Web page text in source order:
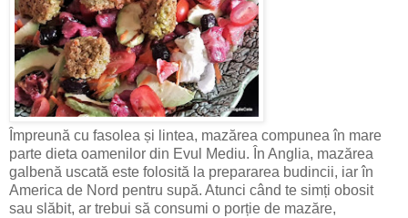
Împreună cu fasolea și lintea, mazărea compunea în mare
parte dieta oamenilor din Evul Mediu. În Anglia, mazărea
galbenă uscată este folosită la prepararea budincii, iar în
America de Nord pentru supă. Atunci când te simți obosit
sau slăbit, ar trebui să consumi o porție de mazăre,